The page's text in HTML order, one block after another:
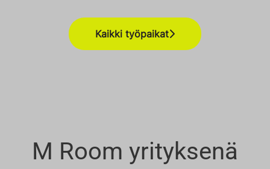
Kaikki työpaikat
M Room yrityksenä